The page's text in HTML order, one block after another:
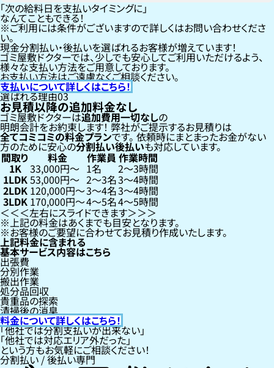
「次の給料日を支払いタイミングに」
なんてこともできる！
ご利用には条件がございますので詳しくはお問い合わせくださ
い。
現金分割払い・後払いを選ばれるお客様が増えています！
ゴミ屋敷ドクターでは、少しでも安心してご利用いただけるよう、
様々な支払い方法をご用意しております。
お支払い方法はご遠慮なくご相談ください。
支払いについて詳しくはこちら！
選ばれる理由03
お見積以降の追加料金なし
ゴミ屋敷ドクターは追加費用一切なしの
明朗会計をお約束します！弊社がご提示するお見積りは
全てコミコミの料金プランです。依頼時にまとまったお金がない
方のために安心の分割払い後払いも対応しています。
間取り 料金 作業員 作業時間
1K 33,000円〜 1名 2〜3時間
1LDK53,000円〜 2〜3名3〜4時間
2LDK 120,000円〜3〜4名3〜4時間
3LDK 170,000円〜4〜5名4〜5時間
左右にスライドできます
上記の料金はあくまでも目安となります。
お客様のご要望に合わせてお見積り作成いたします。
上記料金に含まれる
基本サービス内容はこちら
出張費
分別作業
搬出作業
処分品回収
貴重品の探索
清掃後の消臭
料金について詳しくはこちら！
「他社では分割支払いが出来ない」
「他社では対応エリア外だった」
という方もお気軽にご相談ください！
分割払い / 後払い専門